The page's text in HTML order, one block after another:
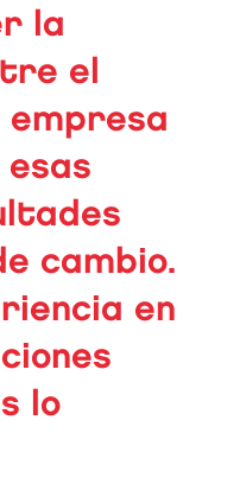
la
el
cambio.
en
lo